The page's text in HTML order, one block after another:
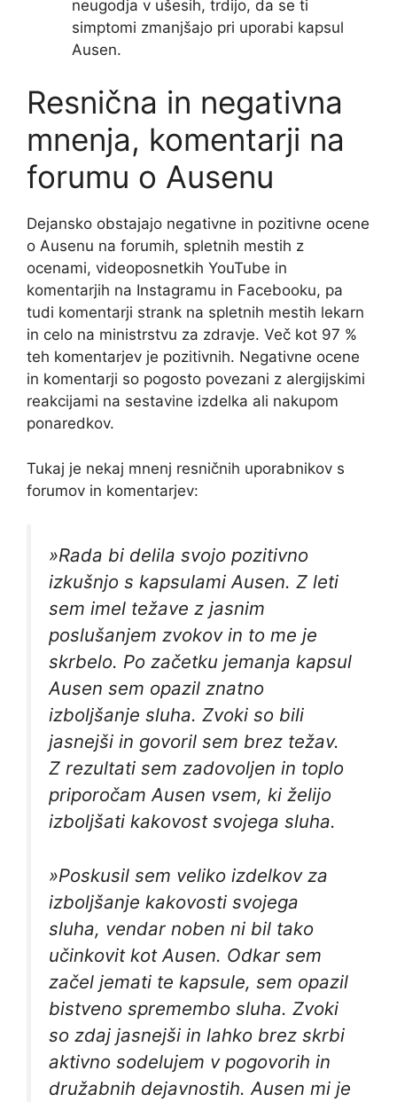
neugodja v ušesih, trdijo, da se ti
simptomi zmanjšajo pri uporabi kapsul
Ausen.
Resnična in negativna
mnenja, komentarji na
forumu o Ausenu
Dejansko obstajajo negativne in pozitivne ocene
o Ausenu na forumih, spletnih mestih z
ocenami, videoposnetkih YouTube in
komentarjih na Instagramu in Facebooku, pa
tudi komentarji strank na spletnih mestih lekarn
in celo na ministrstvu za zdravje. Več kot 97 %
teh komentarjev je pozitivnih. Negativne ocene
in komentarji so pogosto povezani z alergijskimi
reakcijami na sestavine izdelka ali nakupom
ponaredkov.
Tukaj je nekaj mnenj resničnih uporabnikov s
forumov in komentarjev:
»Rada bi delila svojo pozitivno
izkušnjo s kapsulami Ausen. Z leti
sem imel težave z jasnim
poslušanjem zvokov in to me je
skrbelo. Po začetku jemanja kapsul
Ausen sem opazil znatno
izboljšanje sluha. Zvoki so bili
jasnejši in govoril sem brez težav.
Z rezultati sem zadovoljen in toplo
priporočam Ausen vsem, ki želijo
izboljšati kakovost svojega sluha.
»Poskusil sem veliko izdelkov za
izboljšanje kakovosti svojega
sluha, vendar noben ni bil tako
učinkovit kot Ausen. Odkar sem
začel jemati te kapsule, sem opazil
bistveno spremembo sluha. Zvoki
so zdaj jasnejši in lahko brez skrbi
aktivno sodelujem v pogovorih in
družabnih dejavnostih. Ausen mi je